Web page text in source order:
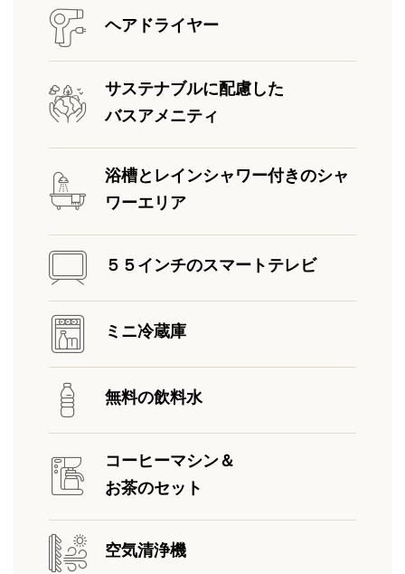
ヘアドライヤー
サステナブルに配慮した
バスアメニティ
浴槽とレインシャワー付きのシャ
ワーエリア
５５インチのスマートテレビ
ミニ冷蔵庫
無料の飲料水
コーヒーマシン＆
お茶のセット
空気清浄機